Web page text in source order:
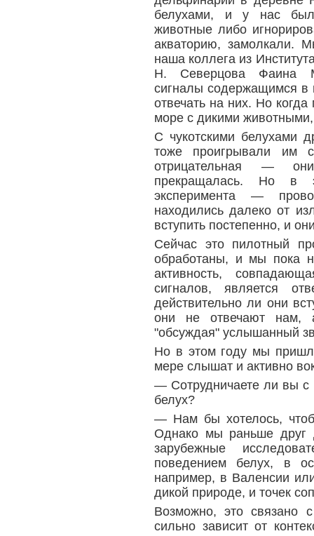
белухами, и у нас
животные либо
акваторию, замолкали.
наша коллега из
Н. Северцова Фаина
сигналы содержащимся в
отвечать на них. Но
море с дикими
С чукотскими белухами
тоже проигрывали им
отрицательная —
прекращалась. Но в
эксперимента —
находились далеко от
вступить постепенно, и
Сейчас это пилотный
обработаны, и мы пока
активность,
сигналов, является
действительно ли они
они не отвечают нам,
"обсуждая" услышанный
Но в этом году мы
мере слышат и активно
— Сотрудничаете ли вы
белух?
— Нам бы хотелось,
Однако мы раньше друг
зарубежные
поведением белух, в
например, в Валенсии
дикой природе, и точек
Возможно, это связано
сильно зависит от